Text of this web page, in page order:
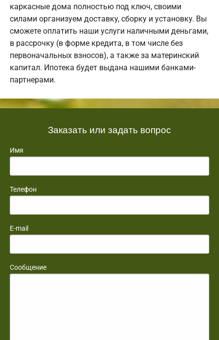
каркасные дома полностью под ключ, своими
силами организуем доставку, сборку и установку. Вы
сможете оплатить наши услуги наличными деньгами,
в рассрочку (в форме кредита, в том числе без
первоначальных взносов), а также за материнский
капитал. Ипотека будет выдана нашими банками-
партнерами.
Заказать или задать вопрос
Имя
Телефон
E-mail
Сообщение